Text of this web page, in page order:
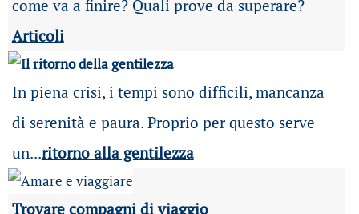
come va a finire? Quali prove da superare?
Articoli
In piena crisi, i tempi sono difficili, mancanza
di serenità e paura. Proprio per questo serve
un...ritorno alla gentilezza
Trovare compagni di viaggio